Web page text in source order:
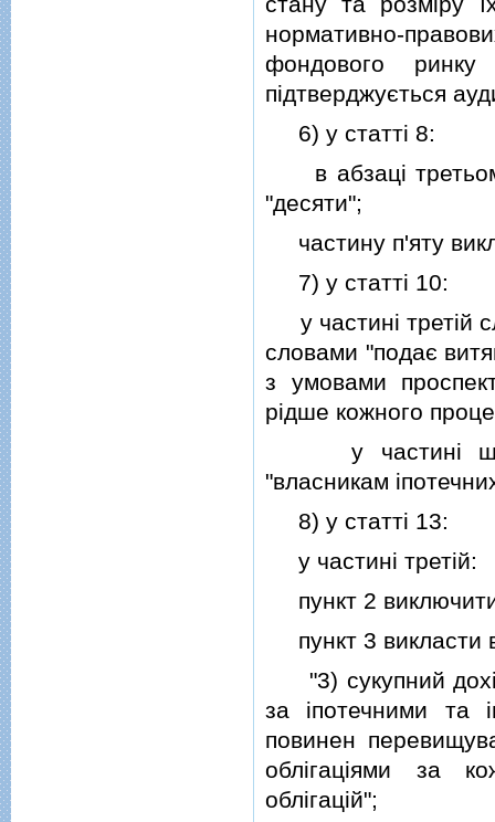
нормативно-
фондового
пiдтверджується
6) у статтi 8:
в абзацi
"десяти";
частину п'яту
7) у статтi 10:
у частинi третiй
словами "подає
з умовами
рiдше кожного
у частинi
"власникам
8) у статтi 13:
у частинi третiй:
пункт 2
пункт 3 викласти
"3) сукупний
за iпотечними та
повинен
облiгацiями за
облiгацiй";